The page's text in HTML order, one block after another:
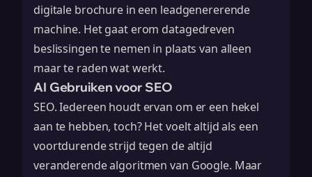
digitale brochure in een leadgenererende
machine. Het gaat erom datagedreven
beslissingen te nemen in plaats van alleen
maar te raden wat werkt.
AI Gebruiken voor SEO
SEO. Iedereen houdt ervan om er een hekel
aan te hebben, toch? Het voelt altijd als een
voortdurende strijd tegen de altijd
veranderende algoritmen van Google. Maar